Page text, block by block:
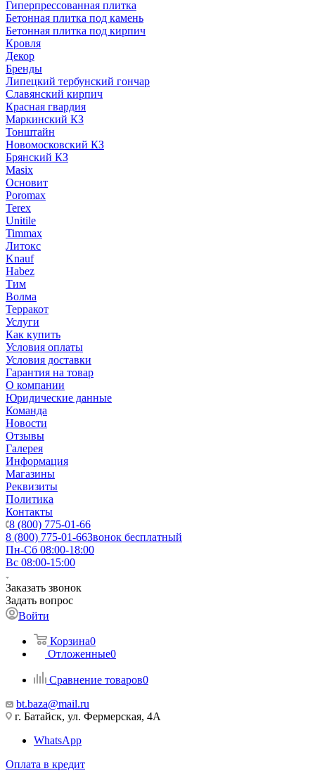
Гиперпрессованная плитка
Бетонная плитка под камень
Бетонная плитка под кирпич
Кровля
Декор
Бренды
Липецкий тербунский гончар
Славянский кирпич
Красная гвардия
Маркинский КЗ
Тонштайн
Новомосковский КЗ
Брянский КЗ
Masix
Основит
Poromax
Terex
Unitile
Timmax
Литокс
Knauf
Habez
Тим
Волма
Терракот
Услуги
Как купить
Условия оплаты
Условия доставки
Гарантия на товар
О компании
Юридические данные
Команда
Новости
Отзывы
Галерея
Информация
Магазины
Реквизиты
Политика
Контакты
8 (800) 775-01-66
8 (800) 775-01-66Звонок бесплатный
Пн-Сб 08:00-18:00
Вс 08:00-15:00
Заказать звонок
Задать вопрос
Войти
Корзина0
Отложенные0
Сравнение товаров0
bt.baza@mail.ru
г. Батайск, ул. Фермерская, 4А
WhatsApp
Оплата в кредит